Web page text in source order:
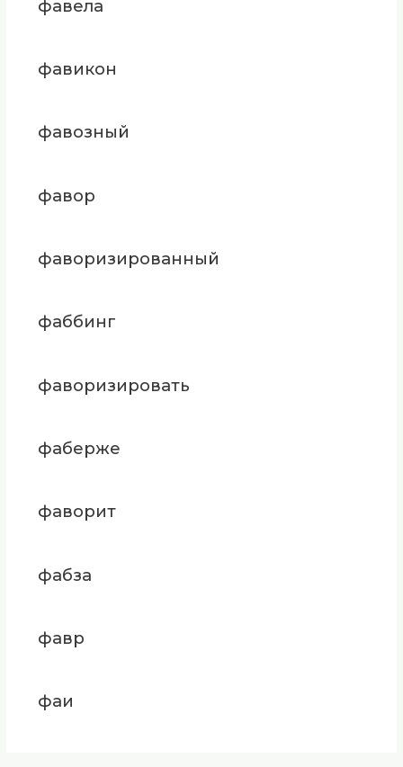
фавела
фавикон
фавозный
фавор
фаворизированный
фаббинг
фаворизировать
фаберже
фаворит
фабза
фавр
фаи